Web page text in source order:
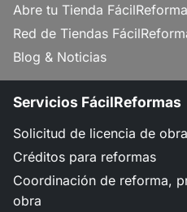
Abre tu Tienda
Red de Tiendas
Blog & Noticias
Servicios FácilReformas
Solicitud de licencia de
Créditos para reformas
Coordinación de reforma,
obra